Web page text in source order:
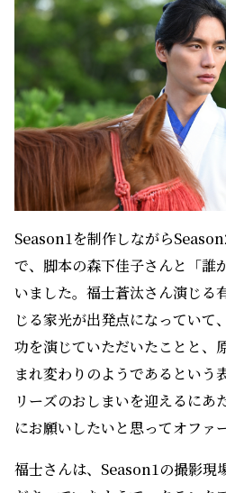
Season1を制作しながら
で、脚本の森下佳子さんと「誰
いました。福士蒼汰さん演じる
じる家光が出発点になっていて
功を演じていただいたことと、
まれ変わりのようであるという
リーズのおしまいを迎えるにあ
にお願いしたいと思ってオファ
福士さんは、Season1の撮影現